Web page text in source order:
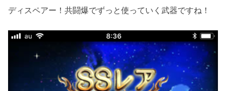
ディスペアー！共闘爆でずっと使っていく武器ですね！